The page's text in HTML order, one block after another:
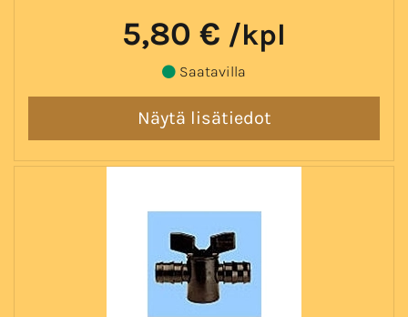
5,80 € /kpl
Saatavilla